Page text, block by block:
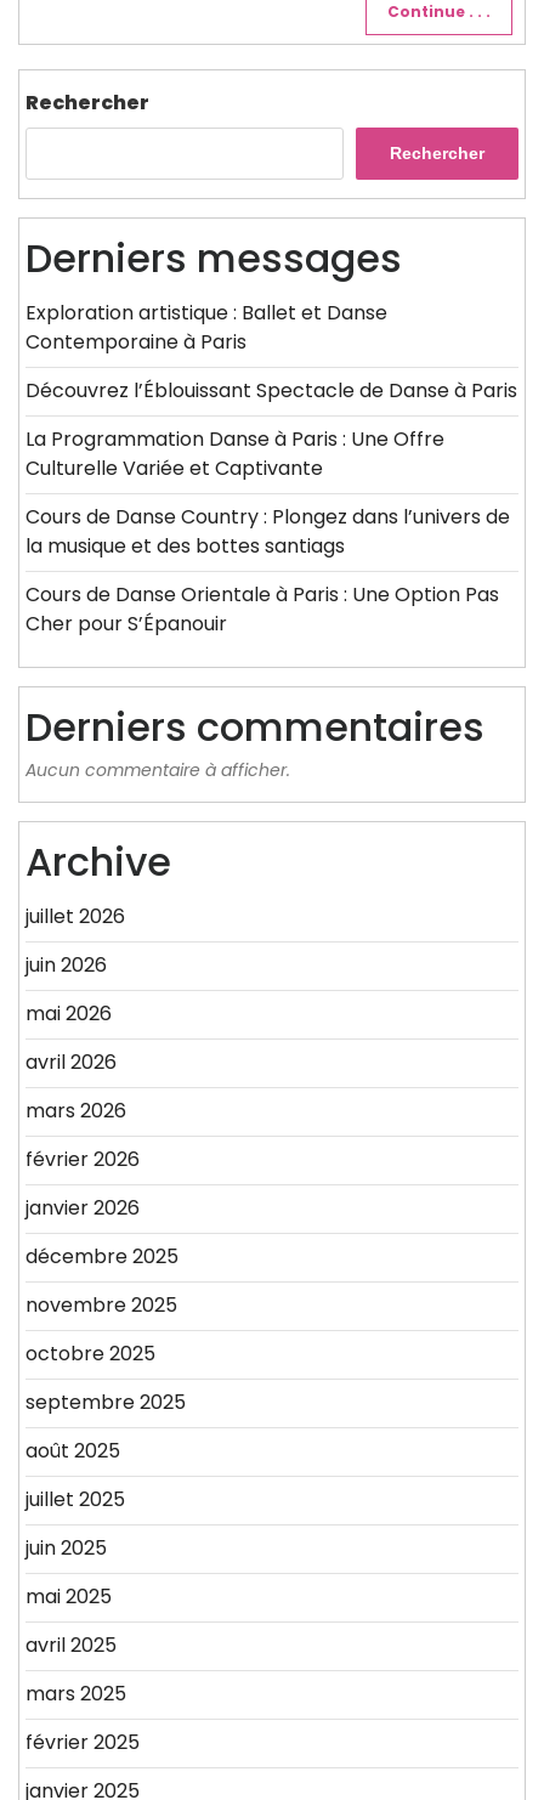
Continue . . .
Rechercher
Rechercher
Derniers messages
Exploration artistique : Ballet et Danse
Contemporaine à Paris
Découvrez l’Éblouissant Spectacle de Danse à Paris
La Programmation Danse à Paris : Une Offre
Culturelle Variée et Captivante
Cours de Danse Country : Plongez dans l’univers de
la musique et des bottes santiags
Cours de Danse Orientale à Paris : Une Option Pas
Cher pour S’Épanouir
Derniers commentaires
Aucun commentaire à afficher.
Archive
juillet 2026
juin 2026
mai 2026
avril 2026
mars 2026
février 2026
janvier 2026
décembre 2025
novembre 2025
octobre 2025
septembre 2025
août 2025
juillet 2025
juin 2025
mai 2025
avril 2025
mars 2025
février 2025
janvier 2025